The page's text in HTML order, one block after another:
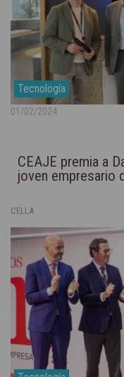
Tecnología
01/02/2024
CEAJE premia a
joven empresario
CELLA